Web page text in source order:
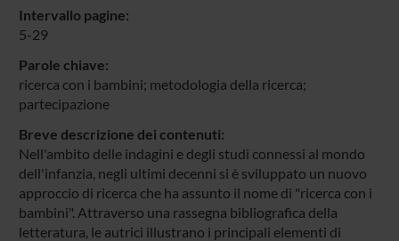
Intervallo pagine:
5-29
Parole chiave:
ricerca con i bambini; metodologia della ricerca;
partecipazione
Breve descrizione dei contenuti:
Nell'ambito delle indagini e degli studi connessi al mondo
dell'infanzia, negli ultimi decenni si è sviluppato un nuovo
approccio di ricerca che ha assunto il nome di "ricerca con i
bambini". Attraverso una rassegna bibliografica della
letteratura, le autrici illustrano i principali elementi di